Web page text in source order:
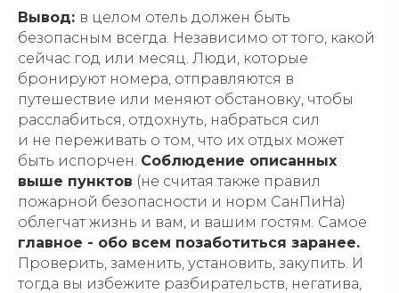
Вывод: в целом отель должен быть
безопасным всегда. Независимо от того, какой
сейчас год или месяц. Люди, которые
бронируют номера, отправляются в
путешествие или меняют обстановку, чтобы
расслабиться, отдохнуть, набраться сил
и не переживать о том, что их отдых может
быть испорчен. Соблюдение описанных
выше пунктов (не считая также правил
пожарной безопасности и норм СанПиНа)
облегчат жизнь и вам, и вашим гостям. Самое
главное - обо всем позаботиться заранее.
Проверить, заменить, установить, закупить. И
тогда вы избежите разбирательств, негатива,